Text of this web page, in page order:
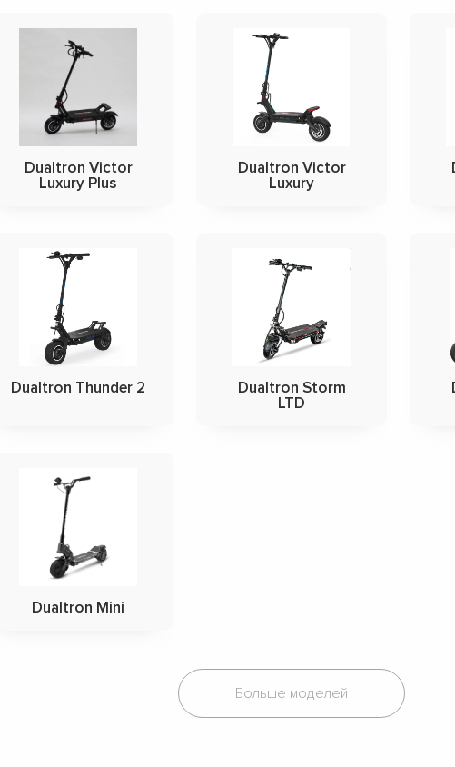
Dualtron Victor
Luxury Plus
Dualtron Victor
Luxury
Dualtron Thunder 2
Dualtron Storm
LTD
Dualtron Mini
Больше моделей